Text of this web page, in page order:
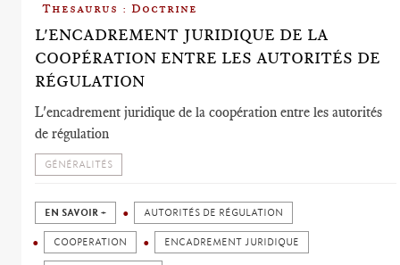
Thesaurus : Doctrine
L'ENCADREMENT JURIDIQUE DE LA
COOPÉRATION ENTRE LES AUTORITÉS DE
RÉGULATION
L'encadrement juridique de la coopération entre les autorités
de régulation
GÉNÉRALITÉS
EN SAVOIR + AUTORITÉS DE RÉGULATION
COOPERATION ENCADREMENT JURIDIQUE